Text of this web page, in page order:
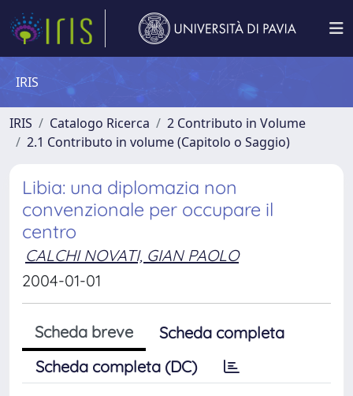
IRIS
IRIS Catalogo Ricerca
2 Contributo in Volume
2.1 Contributo in volume (Capitolo o Saggio)
Libia: una diplomazia non
convenzionale per occupare il
centro
CALCHI NOVATI, GIAN PAOLO
2004-01-01
Scheda breve
Scheda completa
Scheda completa (DC)